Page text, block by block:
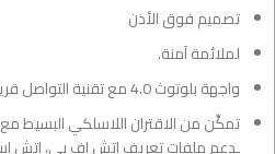
تصميم فوق الأذن
لملائمة آمنة.
واجهة بلوتوث 4.0 مع تقنية التواصل قريب المدى
تمكِّن من الاقتران اللاسلكي البسيط